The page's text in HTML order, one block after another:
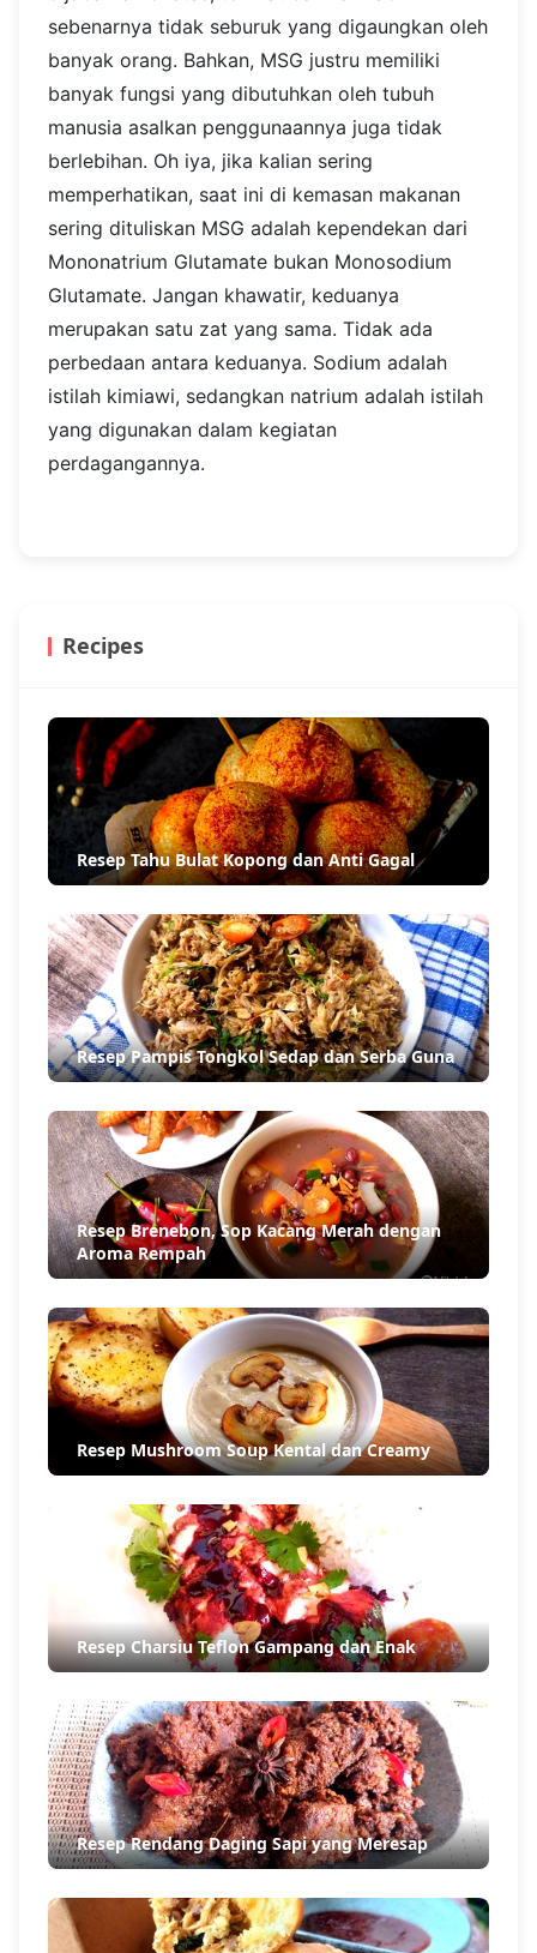
sebenarnya tidak seburuk yang digaungkan oleh
banyak orang. Bahkan, MSG justru memiliki
banyak fungsi yang dibutuhkan oleh tubuh
manusia asalkan penggunaannya juga tidak
berlebihan. Oh iya, jika kalian sering
memperhatikan, saat ini di kemasan makanan
sering dituliskan MSG adalah kependekan dari
Mononatrium Glutamate bukan Monosodium
Glutamate. Jangan khawatir, keduanya
merupakan satu zat yang sama. Tidak ada
perbedaan antara keduanya. Sodium adalah
istilah kimiawi, sedangkan natrium adalah istilah
yang digunakan dalam kegiatan
perdagangannya.
Recipes
Resep Tahu Bulat Kopong dan Anti Gagal
Resep Pampis Tongkol Sedap dan Serba Guna
Resep Brenebon, Sop Kacang Merah dengan
Aroma Rempah
Resep Mushroom Soup Kental dan Creamy
Resep Charsiu Teflon Gampang dan Enak
Resep Rendang Daging Sapi yang Meresap